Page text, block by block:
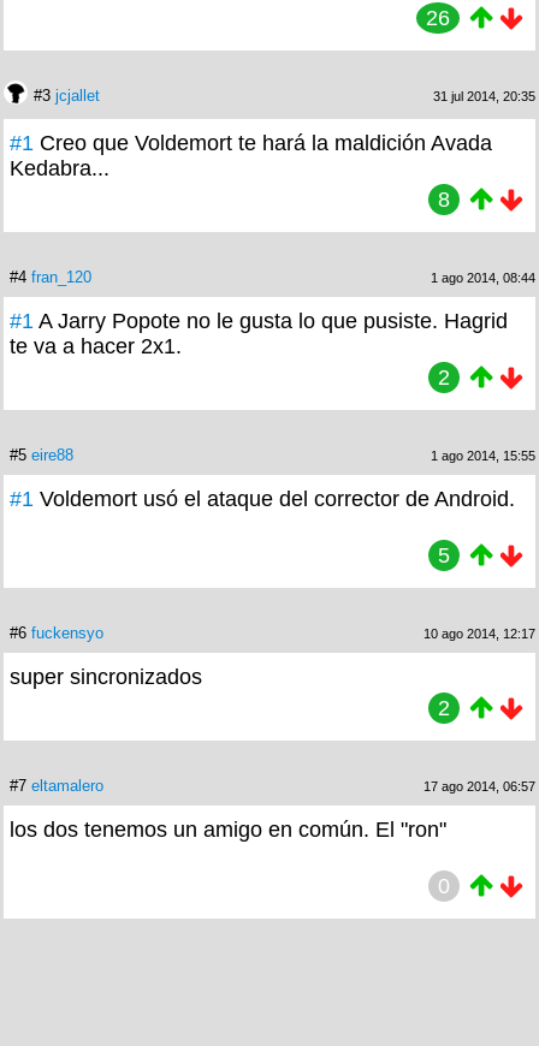
26
#3 jcjallet 31 jul 2014, 20:35
#1 Creo que Voldemort te hará la maldición Avada
Kedabra...
8
#4 fran_120 1 ago 2014, 08:44
#1 A Jarry Popote no le gusta lo que pusiste. Hagrid
te va a hacer 2x1.
2
#5 eire88 1 ago 2014, 15:55
#1 Voldemort usó el ataque del corrector de Android.
5
#6 fuckensyo 10 ago 2014, 12:17
super sincronizados
2
#7 eltamalero 17 ago 2014, 06:57
los dos tenemos un amigo en común. El "ron"
0